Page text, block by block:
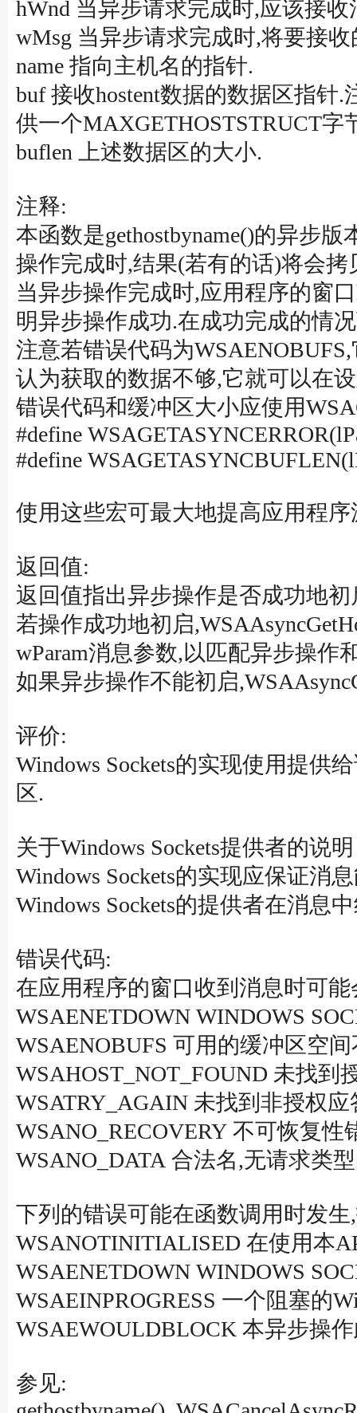
hWnd 当异步请求完成时,应该接
wMsg 当异步请求完成时,将要接收
name 指向主机名的指针.
buf 接收hostent数据的数据区指针
供一个MAXGETHOSTSTRUCT字
buflen 上述数据区的大小.
注释:
本函数是gethostbyname()的异步
操作完成时,结果(若有的话)将会
当异步操作完成时,应用程序的窗
明异步操作成功.在成功完成的情
注意若错误代码为
认为获取的数据不够,它就可以在
错误代码和缓冲区大小应使用
#define
#define
使用这些宏可最大地提高应用程
返回值:
返回值指出异步操作是否成功地
若操作成功地初启
wParam消息参数,以匹配异步操作
如果异步操作不能初启
评价:
Windows Sockets的实现使用提供
区.
关于Windows Sockets提供者的说
Windows Sockets的实现应保证消
Windows Sockets的提供者在消息
错误代码:
在应用程序的窗口收到消息时可
WSAENETDOWN WINDOWS
WSAENOBUFS 可用的缓冲区空
WSAHOST_NOT_FOUND 未找到
WSATRY_AGAIN 未找到非授权
WSANO_RECOVERY 不可恢复性
WSANO_DATA 合法名,无请求类
下列的错误可能在函数调用时发
WSANOTINITIALISED 在使用本
WSAENETDOWN WINDOWS
WSAEINPROGRESS 一个阻塞的
WSAEWOULDBLOCK 本异步操
参见: